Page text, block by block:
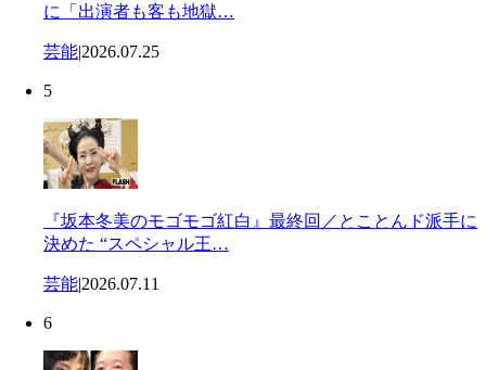
に「出演者も客も地獄…
芸能|2026.07.25
5
『坂本冬美のモゴモゴ紅白』最終回／とことんド派手に
決めた “スペシャル王…
芸能|2026.07.11
6